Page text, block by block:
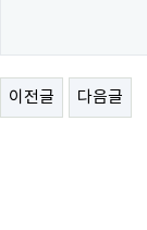
이전글 다음글